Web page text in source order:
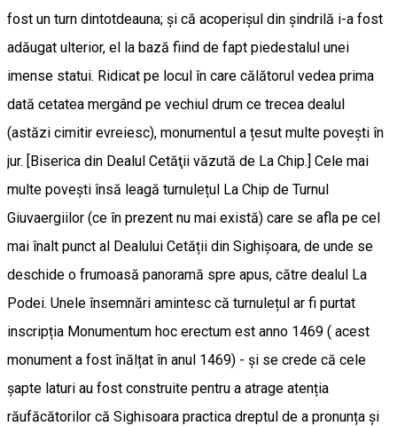
fost un turn dintotdeauna; și că acoperișul din șindrilă i-a fost
adăugat ulterior, el la bază fiind de fapt piedestalul unei
imense statui. Ridicat pe locul în care călătorul vedea prima
dată cetatea mergând pe vechiul drum ce trecea dealul
(astăzi cimitir evreiesc), monumentul a țesut multe povești în
jur. [Biserica din Dealul Cetăţii văzută de La Chip.] Cele mai
multe povești însă leagă turnulețul La Chip de Turnul
Giuvaergiilor (ce în prezent nu mai există) care se afla pe cel
mai înalt punct al Dealului Cetății din Sighişoara, de unde se
deschide o frumoasă panoramă spre apus, către dealul La
Podei. Unele însemnări amintesc că turnulețul ar fi purtat
inscripția Monumentum hoc erectum est anno 1469 ( acest
monument a fost înălțat în anul 1469) - și se crede că cele
șapte laturi au fost construite pentru a atrage atenția
răufăcătorilor că Sighisoara practica dreptul de a pronunța și